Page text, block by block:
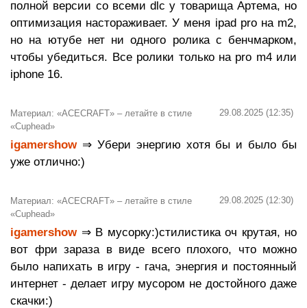
полной версии со всеми dlc у товарища Артема, но
оптимизация настораживает. У меня ipad pro на m2,
но на ютубе нет ни одного ролика с бенчмарком,
чтобы убедиться. Все ролики только на pro m4 или
iphone 16.
29.08.2025 (12:35)
Материал: «ACECRAFT» – летайте в стиле
«Cuphead»
igamershow⇒ Убери энергию хотя бы и было бы
уже отлично:)
29.08.2025 (12:30)
Материал: «ACECRAFT» – летайте в стиле
«Cuphead»
igamershow⇒ В мусорку:)стилистика оч крутая, но
вот фри зараза в виде всего плохого, что можно
было напихать в игру - гача, энергия и постоянный
интернет - делает игру мусором не достойного даже
скачки:)